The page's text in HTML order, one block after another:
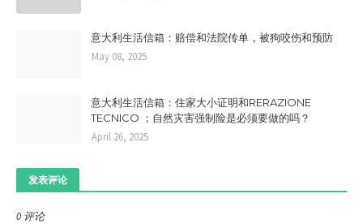
意大利生活信箱：赔偿和法院传单，被狗咬伤和预防
May 08, 2025
意大利生活信箱：住家大小证明和RERAZIONE
TECNICO ；自然灾害强制险是必须要做的吗？
April 26, 2025
发表评论
0 评论